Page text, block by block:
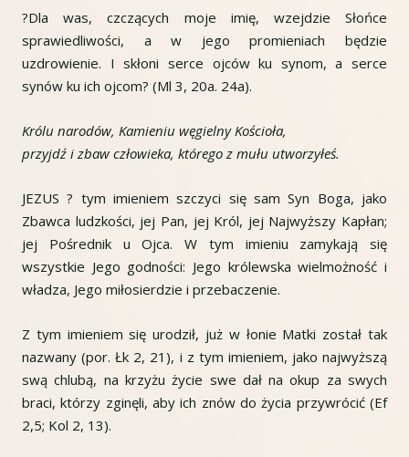
?Dla was, czczących moje imię, wzejdzie Słońce
sprawiedliwości, a w jego promieniach będzie
uzdrowienie. I skłoni serce ojców ku synom, a serce
synów ku ich ojcom? (Ml 3, 20a. 24a).
Królu narodów, Kamieniu węgielny Kościoła,
przyjdź i zbaw człowieka, którego z mułu utworzyłeś.
JEZUS ? tym imieniem szczyci się sam Syn Boga, jako
Zbawca ludzkości, jej Pan, jej Król, jej Najwyższy Kapłan;
jej Pośrednik u Ojca. W tym imieniu zamykają się
wszystkie Jego godności: Jego królewska wielmożność i
władza, Jego miłosierdzie i przebaczenie.
Z tym imieniem się urodził, już w łonie Matki został tak
nazwany (por. Łk 2, 21), i z tym imieniem, jako najwyższą
swą chlubą, na krzyżu życie swe dał na okup za swych
braci, którzy zginęli, aby ich znów do życia przywrócić (Ef
2,5; Kol 2, 13).